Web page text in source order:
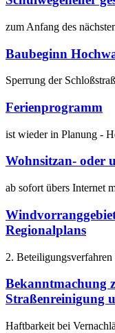
zum Anfang des
Baubeginn
Sperrung der
Ferienprogramm
ist wieder in Planung -
Wohnsitzan- oder
ab sofort übers Internet
Regionalplans
2.
Bekanntmachung
Straßenreinigung
Haftbarkeit bei